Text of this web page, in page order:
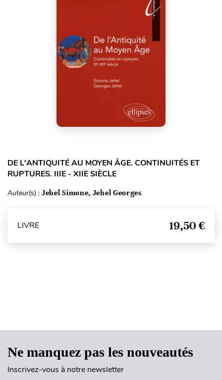
DE L'ANTIQUITÉ AU MOYEN ÂGE. CONTINUITÉS ET
RUPTURES. IIIE - XIIE SIÈCLE
Auteur(s) : Jehel Simone, Jehel Georges
LIVRE 19,50 €
Ne manquez pas les nouveautés
Inscrivez-vous à notre newsletter